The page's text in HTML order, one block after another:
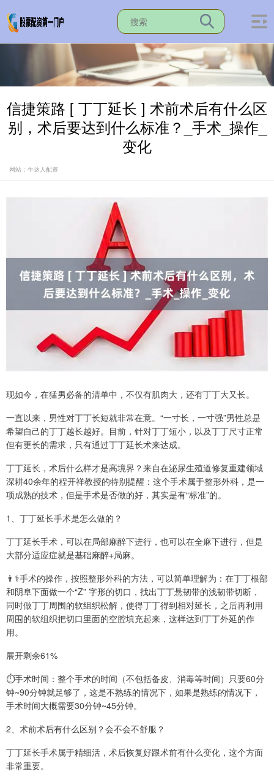
信捷策路 [ 丁丁延长 ] 术前术后有什么区
别，术后要达到什么标准？_手术_操作_
变化
网站：牛达人配资
现如今，在猛男必备的清单中，不仅有肌肉大，还有丁丁大又长。
一直以来，男性对丁丁长短就非常在意。“一寸长，一寸强”男性总是
希望自己的丁丁越长越好。目前，针对丁丁短小，以及丁丁尺寸正常
但有更长的需求，只有通过丁丁延长术来达成。
丁丁延长，术后什么样才是高境界？来自在泌尿生殖道修复重建领域
深耕40余年的程开祥教授的特别提醒：这个手术属于整形外科，是一
项成熟的技术，但是手术是否做的好，其实是有“标准”的。
1、丁丁延长手术是怎么做的？
丁丁延长手术，可以在局部麻醉下进行，也可以在全麻下进行，但是
大部分适应症就是基础麻醉+局麻。
👨⚕️手术的操作，按照整形外科的方法，可以简单理解为：在丁丁根部
和阴阜下面做一个“Z” 字形的切口，找出丁丁悬韧带的浅韧带切断，
同时做丁丁周围的软组织松解，使得丁丁得到相对延长，之后再利用
周围的软组织把切口里面的空腔填充起来，这样达到丁丁外延的作
用。
展开剩余61%
⏱️手术时间：整个手术的时间（不包括备皮、消毒等时间）只要60分
钟~90分钟就足够了，这是不熟练的情况下，如果是熟练的情况下，
手术时间大概需要30分钟~45分钟。
2、术前术后有什么区别？会不会不舒服？
丁丁延长手术属于精细活，术后恢复好跟术前有什么变化，这个方面
非常重要。